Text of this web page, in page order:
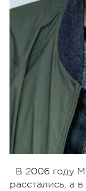
В 2006 году
расстались, а